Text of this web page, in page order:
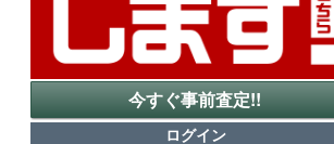
今すぐ事前査定!!
ログイン